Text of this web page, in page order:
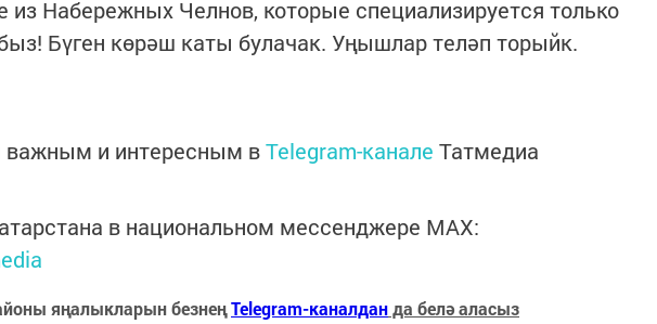
из Набережных Челнов, которые специализируется только
Бүген көрәш каты булачак. Уңышлар теләп торыйк.
и интересным вTelegram-канале Татмедиа
в национальном мессенджере MАХ:
яңалыкларын безнеңTelegram-каналданда белә аласыз